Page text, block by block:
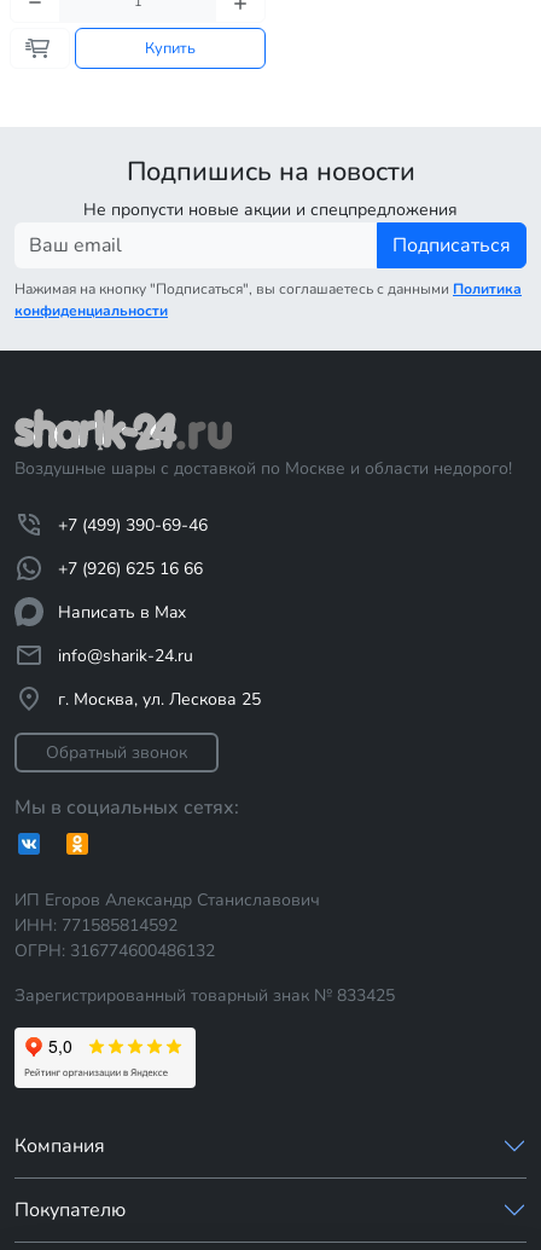
Купить
Подпишись на новости
Не пропусти новые акции и спецпредложения
Подписаться
Нажимая на кнопку "Подписаться", вы соглашаетесь с данными Политика
конфиденциальности
Воздушные шары с доставкой по Москве и области недорого!
+7 (499) 390-69-46
+7 (926) 625 16 66
Написать в Max
info@sharik-24.ru
г. Москва, ул. Лескова 25
Обратный звонок
Мы в социальных сетях:
ИП Егоров Александр Станиславович
ИНН: 771585814592
ОГРН: 316774600486132
Зарегистрированный товарный знак № 833425
Компания
Покупателю